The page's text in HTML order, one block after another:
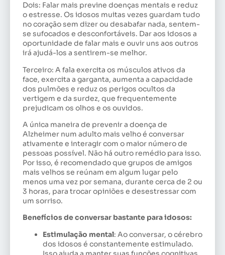
Dois: Falar mais previne doenças mentais e reduz
o estresse. Os idosos muitas vezes guardam tudo
no coração sem dizer ou desabafar nada, sentem-
se sufocados e desconfortáveis. Dar aos idosos a
oportunidade de falar mais e ouvir uns aos outros
irá ajudá-los a sentirem-se melhor.
Terceiro: A fala exercita os músculos ativos da
face, exercita a garganta, aumenta a capacidade
dos pulmões e reduz os perigos ocultos da
vertigem e da surdez, que frequentemente
prejudicam os olhos e os ouvidos.
A única maneira de prevenir a doença de
Alzheimer num adulto mais velho é conversar
ativamente e interagir com o maior número de
pessoas possível. Não há outro remédio para isso.
Por isso, é recomendado que grupos de amigos
mais velhos se reúnam em algum lugar pelo
menos uma vez por semana, durante cerca de 2 ou
3 horas, para trocar opiniões e desestressar com
um sorriso.
Benefícios de conversar bastante para idosos:
Estimulação mental: Ao conversar, o cérebro
dos idosos é constantemente estimulado.